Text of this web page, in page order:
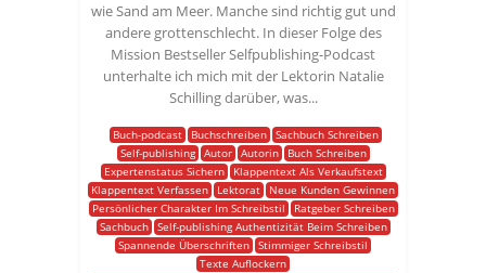
wie Sand am Meer. Manche sind richtig gut und
andere grottenschlecht. In dieser Folge des
Mission Bestseller Selfpublishing-Podcast
unterhalte ich mich mit der Lektorin Natalie
Schilling darüber, was...
Buch-podcast Buchschreiben Sachbuch Schreiben
Self-publishing
Autor Autorin
Buch Schreiben
Expertenstatus Sichern
Klappentext Als Verkaufstext
Klappentext Verfassen
Lektorat
Neue Kunden Gewinnen
Persönlicher Charakter Im Schreibstil
Ratgeber Schreiben
Sachbuch
Self-publishing Authentizität Beim Schreiben
Spannende Überschriften Stimmiger Schreibstil
Texte Auflockern